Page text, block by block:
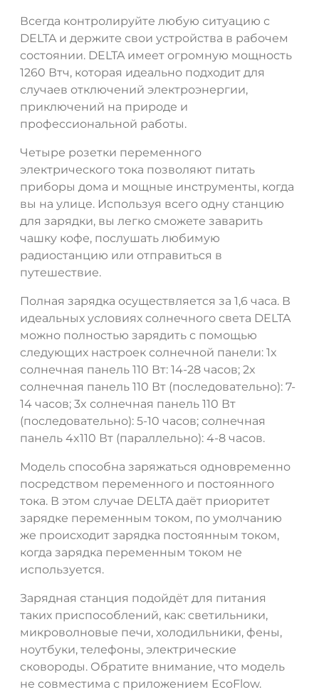
Всегда контролируйте любую ситуацию с
DELTA и держите свои устройства в рабочем
состоянии. DELTA имеет огромную мощность
1260 Втч, которая идеально подходит для
случаев отключений электроэнергии,
приключений на природе и
профессиональной работы.
Четыре розетки переменного
электрического тока позволяют питать
приборы дома и мощные инструменты, когда
вы на улице. Используя всего одну станцию
для зарядки, вы легко сможете заварить
чашку кофе, послушать любимую
радиостанцию или отправиться в
путешествие.
Полная зарядка осуществляется за 1,6 часа. В
идеальных условиях солнечного света DELTA
можно полностью зарядить с помощью
следующих настроек солнечной панели: 1x
солнечная панель 110 Вт: 14-28 часов; 2x
солнечная панель 110 Вт (последовательно): 7-
14 часов; 3x солнечная панель 110 Вт
(последовательно): 5-10 часов; солнечная
панель 4x110 Вт (параллельно): 4-8 часов.
Модель способна заряжаться одновременно
посредством переменного и постоянного
тока. В этом случае DELTA даёт приоритет
зарядке переменным током, по умолчанию
же происходит зарядка постоянным током,
когда зарядка переменным током не
используется.
Зарядная станция подойдёт для питания
таких приспособлений, как: светильники,
микроволновые печи, холодильники, фены,
ноутбуки, телефоны, электрические
сковороды. Обратите внимание, что модель
не совместима с приложением EcoFlow.
ДА НЕТ